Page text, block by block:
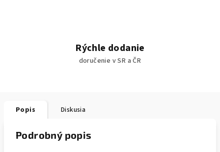
Rýchle dodanie
doručenie v SR a ČR
Popis Diskusia
Podrobný popis